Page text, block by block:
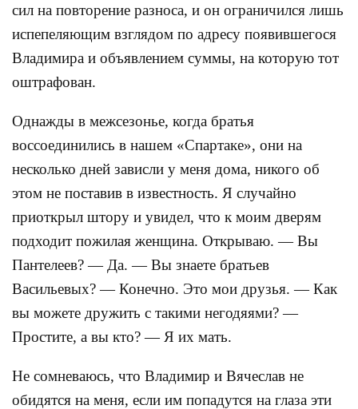
сил на повторение разноса, и он ограничился лишь
испепеляющим взглядом по адресу появившегося
Владимира и объявлением суммы, на которую тот
оштрафован.
Однажды в межсезонье, когда братья
воссоединились в нашем «Спартаке», они на
несколько дней зависли у меня дома, никого об
этом не поставив в известность. Я случайно
приоткрыл штору и увидел, что к моим дверям
подходит пожилая женщина. Открываю. — Вы
Пантелеев? — Да. — Вы знаете братьев
Васильевых? — Конечно. Это мои друзья. — Как
вы можете дружить с такими негодяями? —
Простите, а вы кто? — Я их мать.
Не сомневаюсь, что Владимир и Вячеслав не
обидятся на меня, если им попадутся на глаза эти